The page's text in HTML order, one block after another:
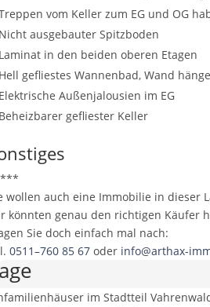
vom Keller zum EG und OG
Nicht ausgebauter Spitzboden
Laminat in den beiden oberen Etagen
Hell gefliestes Wannenbad, Wand
Elektrische Außenjalousien im EG
Beheizbarer gefliester Keller
wollen auch eine Immobilie in dieser
könnten genau den richtigen Käufer
Sie doch einfach mal nach:
0511–760 85 67 oder info@arthax-
im Stadtteil